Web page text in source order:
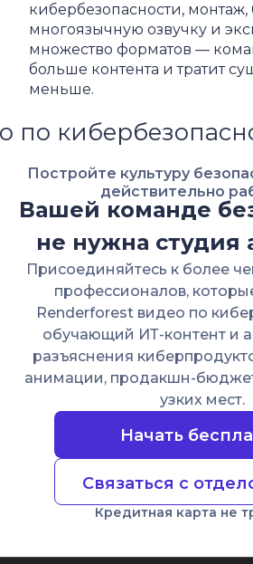
кибербезопасности,
многоязычную озвучку и
множество форматов —
больше контента и тратит
меньше.
на базе
Постройте культуру
действительно
Вашей команде
не нужна студия
Присоединяйтесь к более
профессионалов,
Renderforest видео по
обучающий ИТ-контент и
разъяснения
анимации, продакшн-
узких мест.
Начать
Связаться с
Кредитная карта не